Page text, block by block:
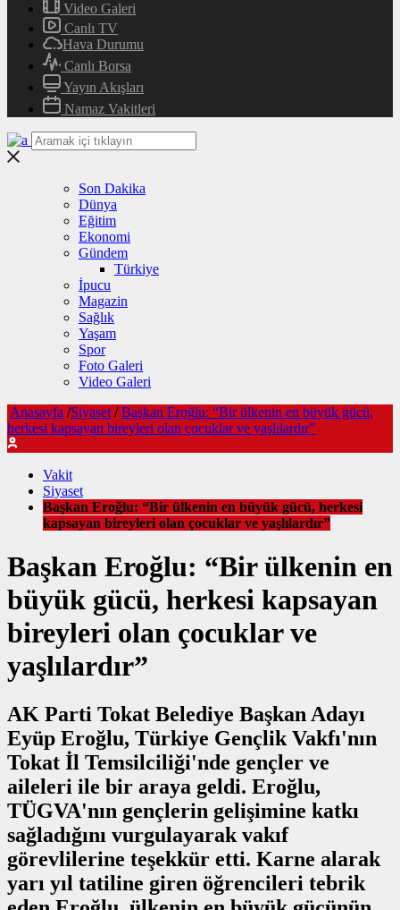
Video Galeri
Canlı TV
Hava Durumu
Canlı Borsa
Yayın Akışları
Namaz Vakitleri
Son Dakika
Dünya
Eğitim
Ekonomi
Gündem
Türkiye
İpucu
Magazin
Sağlık
Yaşam
Spor
Foto Galeri
Video Galeri
Anasayfa /Siyaset / Başkan Eroğlu: “Bir ülkenin en büyük gücü,
herkesi kapsayan bireyleri olan çocuklar ve yaşlılardır”
Vakit
Siyaset
Başkan Eroğlu: “Bir ülkenin en büyük gücü, herkesi
kapsayan bireyleri olan çocuklar ve yaşlılardır”
Başkan Eroğlu: “Bir ülkenin en
büyük gücü, herkesi kapsayan
bireyleri olan çocuklar ve
yaşlılardır”
AK Parti Tokat Belediye Başkan Adayı
Eyüp Eroğlu, Türkiye Gençlik Vakfı'nın
Tokat İl Temsilciliği'nde gençler ve
aileleri ile bir araya geldi. Eroğlu,
TÜGVA'nın gençlerin gelişimine katkı
sağladığını vurgulayarak vakıf
görevlilerine teşekkür etti. Karne alarak
yarı yıl tatiline giren öğrencileri tebrik